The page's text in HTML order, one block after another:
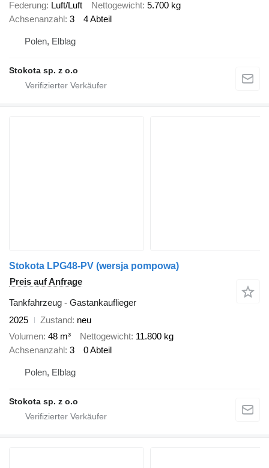
Federung Luft/Luft Nettogewicht 5.700 kg
Achsenanzahl 3 4 Abteil
Polen, Elblag
Stokota sp. z o.o
Stokota LPG48-PV (wersja pompowa)
Preis auf Anfrage
Tankfahrzeug - Gastankauflieger
2025
Zustand neu
Volumen 48 m³ Nettogewicht 11.800 kg
Achsenanzahl 3 0 Abteil
Polen, Elblag
Stokota sp. z o.o